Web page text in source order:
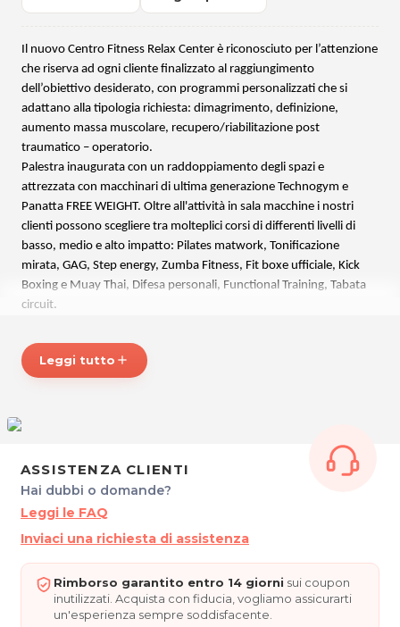
Il nuovo Centro Fitness Relax Center è riconosciuto per l’attenzione
che riserva ad ogni cliente finalizzato al raggiungimento
dell’obiettivo desiderato, con programmi personalizzati che si
adattano alla tipologia richiesta: dimagrimento, definizione,
aumento massa muscolare, recupero/riabilitazione post
traumatico – operatorio.
Palestra inaugurata con un raddoppiamento degli spazi e
attrezzata con macchinari di ultima generazione Technogym e
Panatta FREE WEIGHT. Oltre all'attività in sala macchine i nostri
clienti possono scegliere tra molteplici corsi di differenti livelli di
basso, medio e alto impatto: Pilates matwork, Tonificazione
mirata, GAG, Step energy, Zumba Fitness, Fit boxe ufficiale, Kick
Boxing e Muay Thai, Difesa personali, Functional Training, Tabata
circuit.
finalizzate ad attività agonistiche per Body Building e Kick Boxing,
Lezioni one to one extra abbonamento su disponibilità del nostro
Dal Lunedì al Venerdì: 7.00 - 21.00
Sabato: 9.00 - 17.00
Domenica: 10.00 - 13.00
RELAX CENTER
Via Volturno, 58
Leggi tutto add
ASSISTENZA CLIENTI
Hai dubbi o domande?
Leggi le FAQ
Inviaci una richiesta di assistenza
Rimborso garantito entro 14 giorni sui coupon
inutilizzati. Acquista con fiducia, vogliamo assicurarti
un'esperienza sempre soddisfacente.